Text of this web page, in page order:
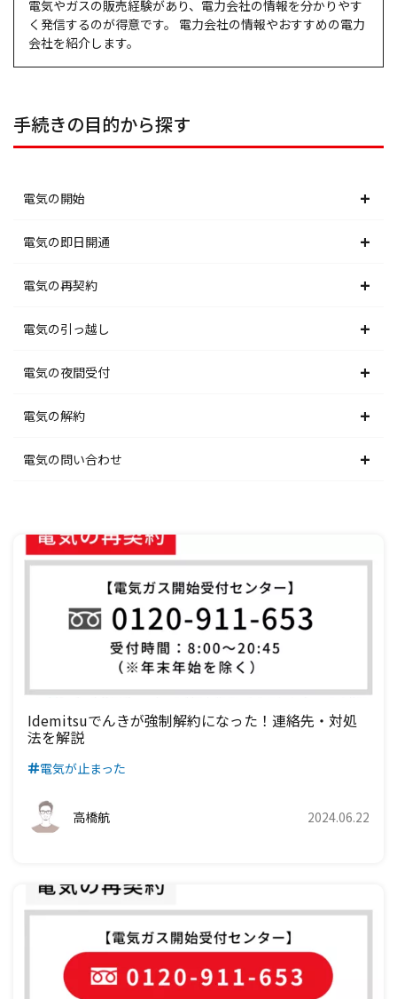
電気やガスの販売経験があり、電力会社の情報を分かりやす
く発信するのが得意です。 電力会社の情報やおすすめの電力
会社を紹介します。
手続きの目的から探す
電気の開始
北海道電力エリア
東北電力エリア
東京電力エリア
北陸電力エリア
中部電力エリア
関西電力エリア
四国電力エリア
九州電力エリア
電気の即日開通
北海道電力エリア
東北電力エリア
東京電力エリア
北陸電力エリア
中部電力エリア
中国電力エリア
四国電力エリア
九州電力エリア
電気の再契約
北海道電力エリア
東北電力エリア
東京電力エリア
北陸電力エリア
関西電力エリア
中国電力エリア
四国電力エリア
九州電力エリア
電気の引っ越し
北海道電力エリア
東北電力エリア
東京電力エリア
中部電力エリア
関西電力エリア
中国電力エリア
四国電力エリア
九州電力エリア
電気の夜間受付
北海道電力エリア
東北電力エリア
北陸電力エリア
中部電力エリア
関西電力エリア
中国電力エリア
四国電力エリア
電気の解約
北海道電力エリア
東京電力エリア
北陸電力エリア
中部電力エリア
関西電力エリア
中国電力エリア
九州電力エリア
電気の問い合わせ
東北電力エリア
東京電力エリア
北陸電力エリア
中部電力エリア
関西電力エリア
四国電力エリア
Idemitsuでんきが強制解約になった！連絡先・対処
法を解説
電気が止まった
高橋航 2024.06.22